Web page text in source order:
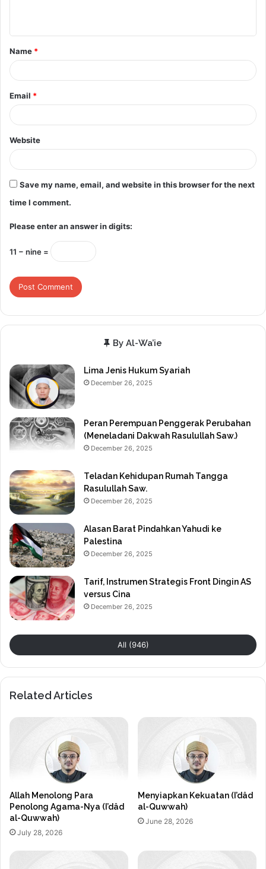
t
*
Name *
Email *
Website
Save my name, email, and website in this browser for the next
time I comment.
Please enter an answer in digits:
11 − nine =
By Al-Wa’ie
Lima Jenis Hukum Syariah
December 26, 2025
Peran Perempuan Penggerak Perubahan
(Meneladani Dakwah Rasulullah Saw.)
December 26, 2025
Teladan Kehidupan Rumah Tangga
Rasulullah Saw.
December 26, 2025
Alasan Barat Pindahkan Yahudi ke
Palestina
December 26, 2025
Tarif, Instrumen Strategis Front Dingin AS
versus Cina
December 26, 2025
All (946)
Related Articles
Allah Menolong Para
Penolong Agama-Nya (I’dâd
al-Quwwah)
July 28, 2026
Menyiapkan Kekuatan (I’dâd
al-Quwwah)
June 28, 2026